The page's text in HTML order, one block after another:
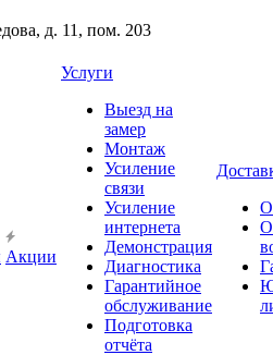
д. 11, пом. 203
Акции
Услуги
Выезд на
замер
Монтаж
Усиление
связи
Усиление
интернета
Демонстрация
Диагностика
Гарантийное
обслуживание
Подготовка
отчёта